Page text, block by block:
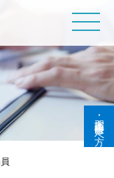
実習生･研修医の方へ